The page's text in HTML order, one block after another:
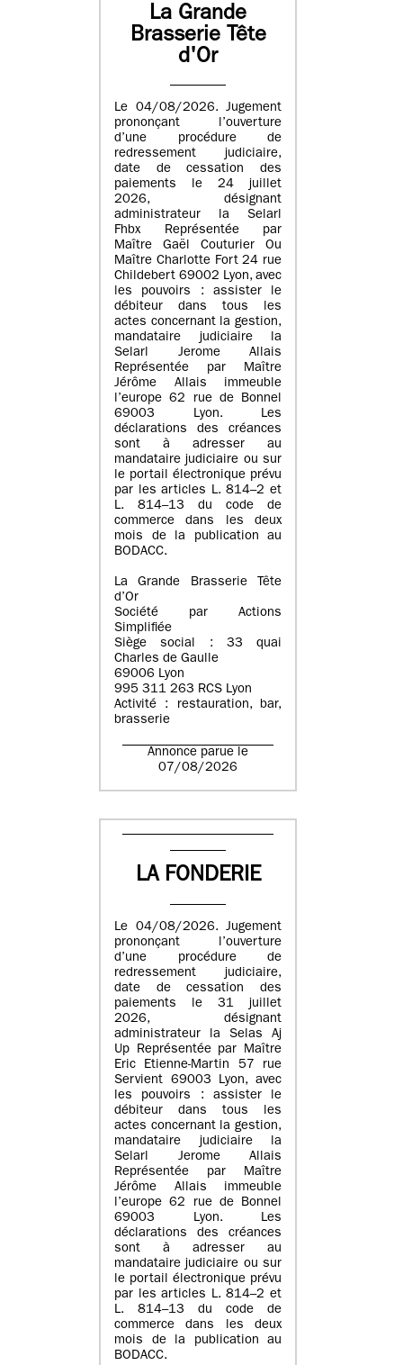
La Grande
Brasserie Tête
d'Or
Le 04/08/2026. Jugement
prononçant l’ouverture
d’une procédure de
redressement judiciaire,
date de cessation des
paiements le 24 juillet
2026, désignant
administrateur la Selarl
Fhbx Représentée par
Maître Gaël Couturier Ou
Maître Charlotte Fort 24 rue
Childebert 69002 Lyon, avec
les pouvoirs : assister le
débiteur dans tous les
actes concernant la gestion,
mandataire judiciaire la
Selarl Jerome Allais
Représentée par Maître
Jérôme Allais immeuble
l’europe 62 rue de Bonnel
69003 Lyon. Les
déclarations des créances
sont à adresser au
mandataire judiciaire ou sur
le portail électronique prévu
par les articles L. 814–2 et
L. 814–13 du code de
commerce dans les deux
mois de la publication au
BODACC.
La Grande Brasserie Tête
d’Or
Société par Actions
Simplifiée
Siège social : 33 quai
Charles de Gaulle
69006 Lyon
995 311 263 RCS Lyon
Activité : restauration, bar,
brasserie
Annonce parue le
07/08/2026
LA FONDERIE
Le 04/08/2026. Jugement
prononçant l’ouverture
d’une procédure de
redressement judiciaire,
date de cessation des
paiements le 31 juillet
2026, désignant
administrateur la Selas Aj
Up Représentée par Maître
Eric Etienne-Martin 57 rue
Servient 69003 Lyon, avec
les pouvoirs : assister le
débiteur dans tous les
actes concernant la gestion,
mandataire judiciaire la
Selarl Jerome Allais
Représentée par Maître
Jérôme Allais immeuble
l’europe 62 rue de Bonnel
69003 Lyon. Les
déclarations des créances
sont à adresser au
mandataire judiciaire ou sur
le portail électronique prévu
par les articles L. 814–2 et
L. 814–13 du code de
commerce dans les deux
mois de la publication au
BODACC.